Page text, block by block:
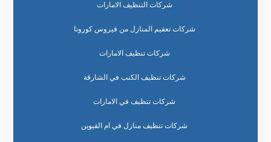
شركات التنظيف الامارات
شركات تعقيم المنازل من فيروس كورونا
شركات تنظيف الامارات
شركات تنظيف الكنب في الشارقة
شركات تنظيف في الامارات
شركات تنظيف منازل في ام القيوين